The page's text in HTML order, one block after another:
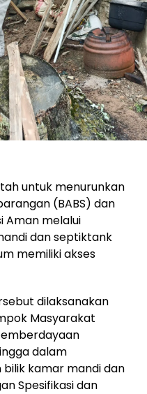
untuk menurunkan
(BABS) dan
Aman melalui
dan septiktank
memiliki akses
dilaksanakan
Masyarakat
dalam
kamar mandi dan
Spesifikasi dan